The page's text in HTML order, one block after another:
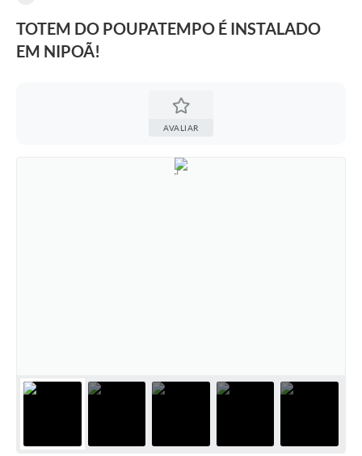
TOTEM DO POUPATEMPO É INSTALADO
EM NIPOÃ!
AVALIAR